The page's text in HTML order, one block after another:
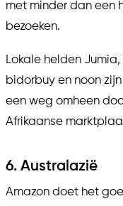
met minder dan een
bezoeken.
Lokale helden
bidorbuy en noon
een weg omheen
Afrikaanse
6. Australazië
Amazon doet het